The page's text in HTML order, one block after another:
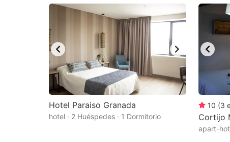
mark
key
get
the
keyboard
shortcuts
for
for
Hotel Paraiso Granada
hotel · 2 Huéspedes · 1 Dormitorio
10 (3
Cortijo
apart-